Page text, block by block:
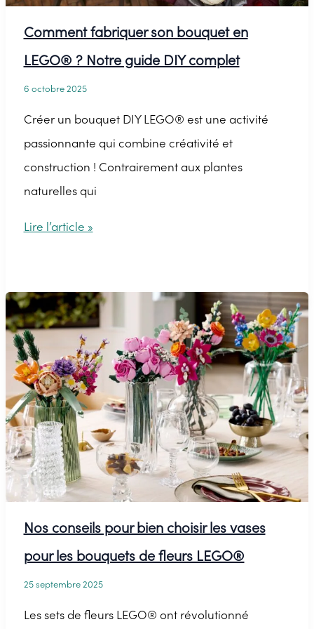
Comment fabriquer son bouquet en
LEGO® ? Notre guide DIY complet
6 octobre 2025
Créer un bouquet DIY LEGO® est une activité
passionnante qui combine créativité et
construction ! Contrairement aux plantes
naturelles qui
Comment
bouquet
en
LEGO®
?
Notre
guide
DIY
complet
Lire l’article »
Nos conseils pour bien choisir les vases
pour les bouquets de fleurs LEGO®
25 septembre 2025
Les sets de fleurs LEGO® ont révolutionné